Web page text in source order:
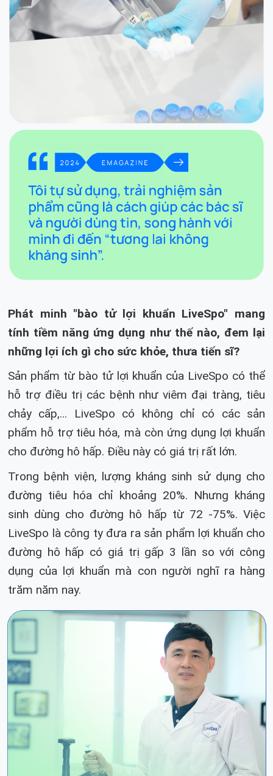
Phát minh "bào tử lợi khuẩn LiveSpo" mang
tính tiềm năng ứng dụng như thế nào, đem lại
những lợi ích gì cho sức khỏe, thưa tiến sĩ?
Sản phẩm từ bào tử lợi khuẩn của LiveSpo có thể
hỗ trợ điều trị các bệnh như viêm đại tràng, tiêu
chảy cấp,... LiveSpo có không chỉ có các sản
phẩm hỗ trợ tiêu hóa, mà còn ứng dụng lợi khuẩn
cho đường hô hấp. Điều này có giá trị rất lớn.
Trong bệnh viện, lượng kháng sinh sử dụng cho
đường tiêu hóa chỉ khoảng 20%. Nhưng kháng
sinh dùng cho đường hô hấp từ 72 -75%. Việc
LiveSpo là công ty đưa ra sản phẩm lợi khuẩn cho
đường hô hấp có giá trị gấp 3 lần so với công
dụng của lợi khuẩn mà con người nghĩ ra hàng
trăm năm nay.